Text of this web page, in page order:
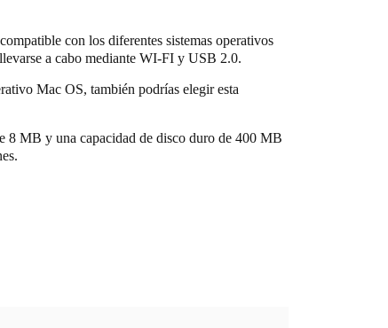
con los diferentes sistemas operativos
a cabo mediante WI-FI y USB 2.0.
Mac OS, también podrías elegir esta
8 MB y una capacidad de disco duro de 400 MB